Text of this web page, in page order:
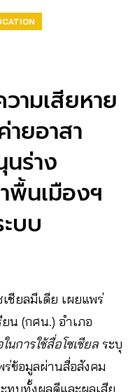
ามเสียหาย
ายอาสา
ร่าง
พื้นเมืองฯ
บบ
ชียลมีเดีย เผยแพร่
น (กศน.) อำเภอ
นการใช้สื่อโซเชียล ระบุ
ร่ข้อมูลผ่านสื่อสังคม
ทบทั้งผลดีและผลเสีย